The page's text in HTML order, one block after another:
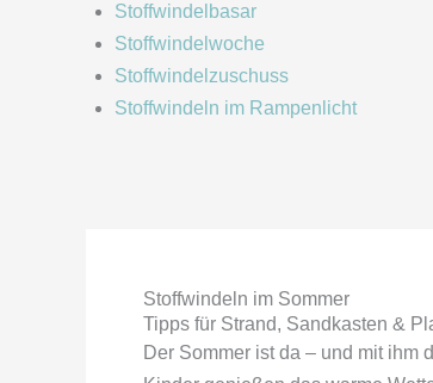
Stoffwindelbasar
Stoffwindelwoche
Stoffwindelzuschuss
Stoffwindeln im Rampenlicht
Stoffwindeln im Sommer
Tipps für Strand, Sandkasten &
Der Sommer ist da – und mit ihm